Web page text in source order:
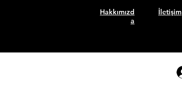
Hakkımızd
a
İletişim